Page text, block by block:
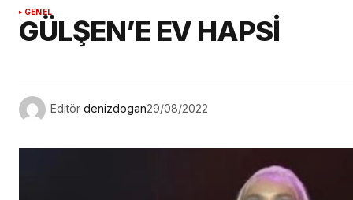
GENEL
GÜLŞEN’E EV HAPSİ
Editör denizdogan29/08/2022